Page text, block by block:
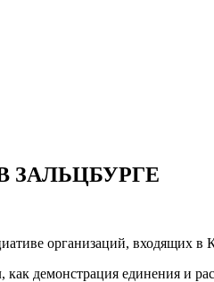
ЗАЛЬЦБУРГЕ
организаций, входящих в
демонстрация единения и